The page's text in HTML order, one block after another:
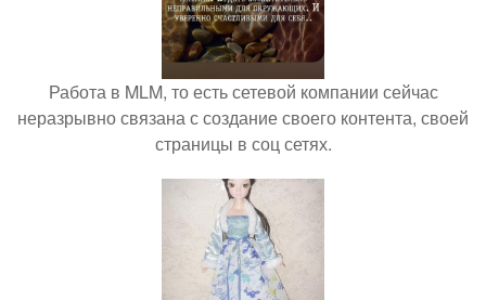
Работа в MLM, то есть сетевой компании сейчас
неразрывно связана с создание своего контента, своей
страницы в соц сетях.